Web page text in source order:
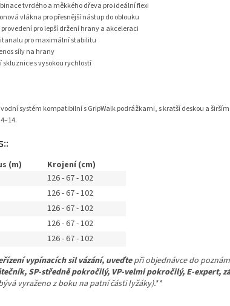
tvrdého a měkkého dřeva pro ideální flexi
vlákna pro přesnější nástup do oblouku
pro lepší držení hrany a akceleraci
pro maximální stabilitu
síly na hrany
s vysokou rychlostí
systém kompatibilní s GripWalk podrážkami, s kratší deskou a
(m)
Krojení (cm)
126 - 67 - 102
126 - 67 - 102
126 - 67 - 102
126 - 67 - 102
126 - 67 - 102
vypínacích sil vázání, uveďtepři objednávce do
SP-středně pokročilý, VP-velmi pokročilý, E-expert,
vyraženo z boku na patní části lyžáky).**